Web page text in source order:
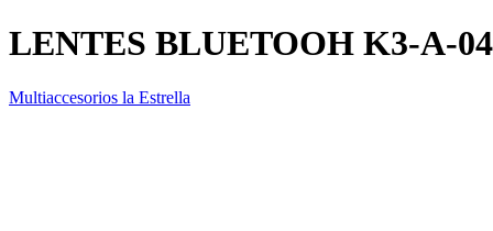
LENTES BLUETOOH K3-A-04
Multiaccesorios la Estrella